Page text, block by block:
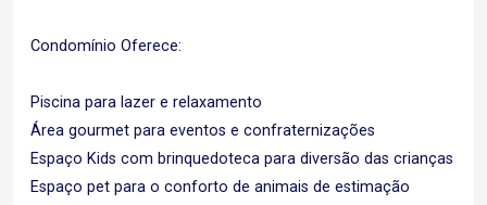
Condomínio Oferece:
Piscina para lazer e relaxamento
Área gourmet para eventos e confraternizações
Espaço Kids com brinquedoteca para diversão das crianças
Espaço pet para o conforto de animais de estimação